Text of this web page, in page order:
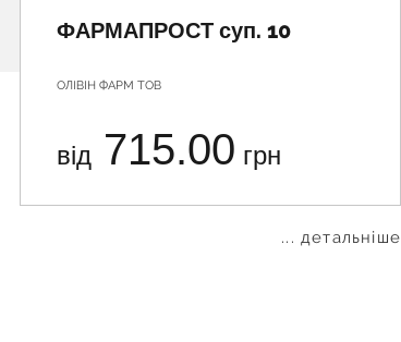
ФАРМАПРОСТ суп. 10
ОЛІВІН ФАРМ ТОВ
від 715.00 грн
... детальніше